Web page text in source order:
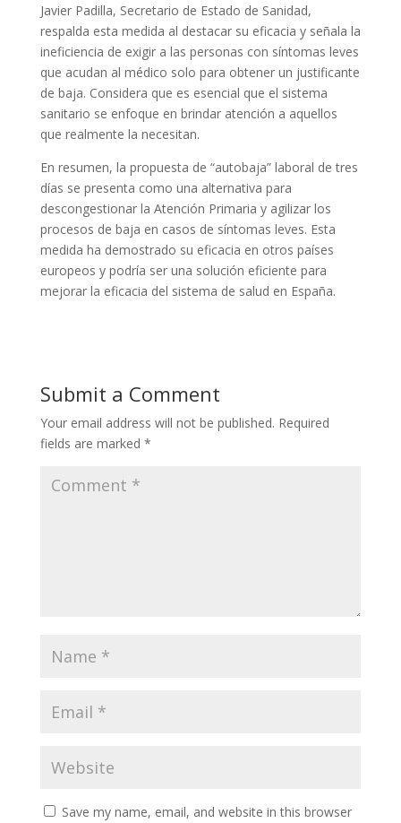
Javier Padilla, Secretario de Estado de Sanidad,
respalda esta medida al destacar su eficacia y señala la
ineficiencia de exigir a las personas con síntomas leves
que acudan al médico solo para obtener un justificante
de baja. Considera que es esencial que el sistema
sanitario se enfoque en brindar atención a aquellos
que realmente la necesitan.
En resumen, la propuesta de “autobaja” laboral de tres
días se presenta como una alternativa para
descongestionar la Atención Primaria y agilizar los
procesos de baja en casos de síntomas leves. Esta
medida ha demostrado su eficacia en otros países
europeos y podría ser una solución eficiente para
mejorar la eficacia del sistema de salud en España.
Submit a Comment
Your email address will not be published. Required
fields are marked *
Save my name, email, and website in this browser